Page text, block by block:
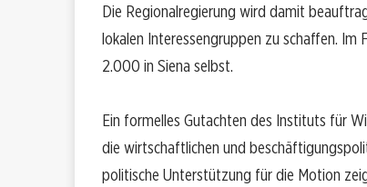
Die Regionalregierung wird damit
lokalen Interessengruppen zu schaffen.
2.000 in Siena selbst.
Ein formelles Gutachten des Instituts für
die wirtschaftlichen und
politische Unterstützung für die Motion